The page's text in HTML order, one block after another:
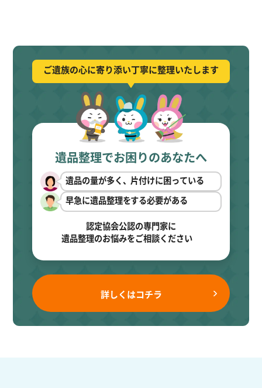
ご遺族の心に寄り添い丁寧に整理いたします
遺品整理でお困りのあなたへ
遺品の量が多く、片付けに困っている
早急に遺品整理をする必要がある
認定協会公認の専門家に
遺品整理のお悩みをご相談ください
詳しくはコチラ